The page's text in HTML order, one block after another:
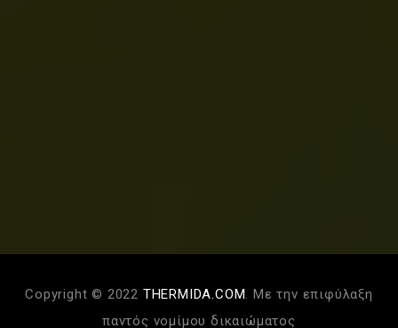
Copyright © 2022 THERMIDA.COM. Με την επιφύλαξη
παντός νομίμου δικαιώματος